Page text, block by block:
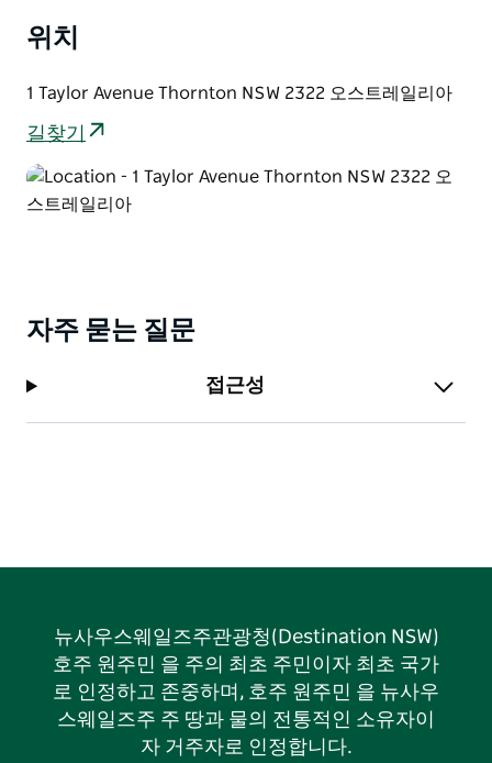
위치
1 Taylor Avenue Thornton NSW 2322 오스트레일리아
길찾기
자주 묻는 질문
접근성
뉴사우스웨일즈주관광청(Destination NSW)
호주 원주민 을 주의 최초 주민이자 최초 국가
로 인정하고 존중하며, 호주 원주민 을 뉴사우
스웨일즈주 주 땅과 물의 전통적인 소유자이
자 거주자로 인정합니다.